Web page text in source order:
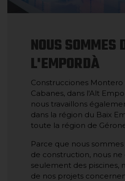
NOUS SOMMES
L'EMPORDÀ
Construcciones Montero
Cabanes, dans l'Alt
nous travaillons
dans la région du Baix
toute la région de
Parce que nous
de construction, nous ne
seulement des piscines,
de nos projets